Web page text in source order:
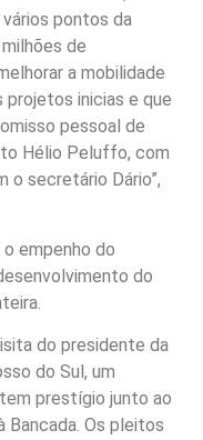
pontos da
de
a mobilidade
projetos inicias e que
pessoal de
Hélio Peluffo, com
o secretário Dário”,
empenho do
do
do presidente da
do Sul, um
prestígio junto ao
Bancada. Os pleitos